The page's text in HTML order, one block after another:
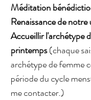
Méditation
Renaissance de notre
Accueillir l'archétype
printemps (chaque
archétype de femme
période du cycle
me contacter.)